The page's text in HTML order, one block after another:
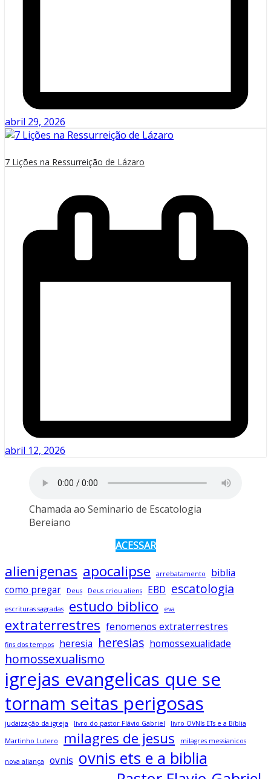
abril 29, 2026
7 Lições na Ressurreição de Lázaro
abril 12, 2026
Chamada ao Seminario de Escatologia
Bereiano
ACESSAR
alienigenas apocalipse arrebatamento
biblia
como pregar
Deus Deus criou aliens EBD escatologia
escrituras sagradas estudo biblico eva
extraterrestres fenomenos extraterrestres
fins dos tempos heresia heresias homossexualidade
homossexualismo
igrejas evangelicas que se
tornam seitas perigosas
judaização da igreja livro do pastor Flávio Gabriel livro OVNIs ETs e a Bíblia
Martinho Lutero milagres de jesus milagres messianicos
nova aliança ovnis ovnis ets e a biblia